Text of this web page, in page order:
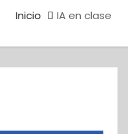
Inicio IA en clase